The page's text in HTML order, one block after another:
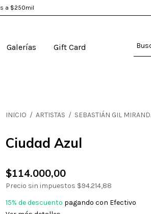
a $250mil
Galerías Gift Card
INICIO / ARTISTAS / SEBASTIÁN GIL
Ciudad Azul
$114.000,00
Precio sin impuestos $94.214,88
15% de descuento pagando con Efectivo